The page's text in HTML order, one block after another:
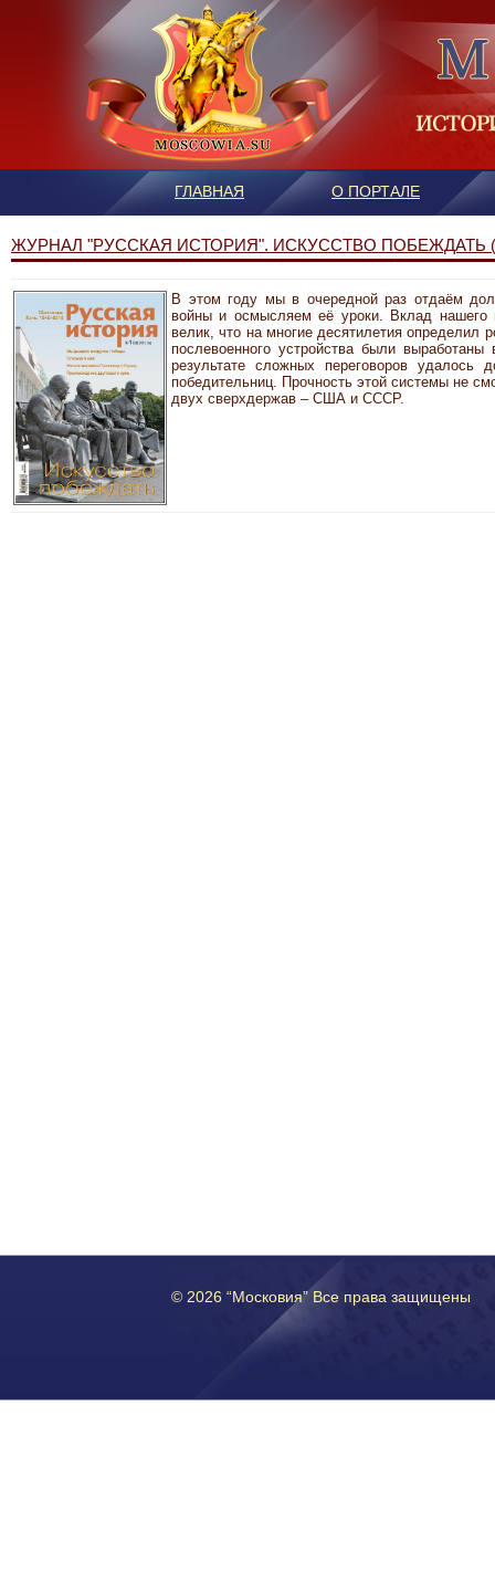
ГЛАВНАЯ О ПОРТАЛЕ
ЖУРНАЛ "РУССКАЯ ИСТОРИЯ". ИСКУССТВО ПОБЕЖДАТЬ
В этом году мы в очередной раз отдаём
войны и осмысляем её уроки. Вклад
велик, что на многие десятилетия
послевоенного устройства были
результате сложных переговоров удалось
победительниц. Прочность этой системы не
двух сверхдержав – США и СССР.
© 2026 “Московия” Все права защищены